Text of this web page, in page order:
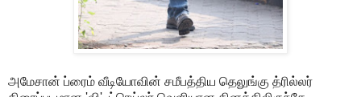
அமேசான் ப்ரைம் வீடியோவின் சமீபத்திய தெலுங்கு த்ரில்லர்